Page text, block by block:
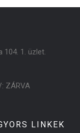
104. 1. üzlet.
ZÁRVA
LINKEK